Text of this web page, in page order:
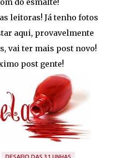
leitoras! Já tenho fotos
aqui, provavelmente
vai ter mais post novo!
post gente!
DESAFIO DAS 31 UNHAS